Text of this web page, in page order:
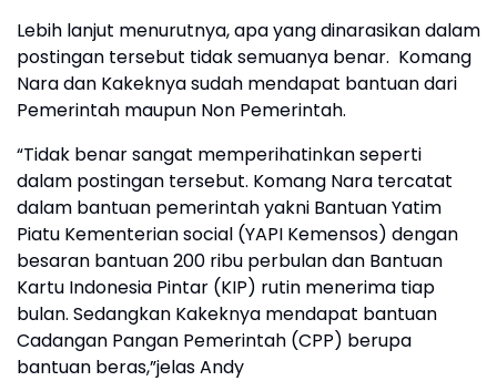
Lebih lanjut menurutnya, apa yang dinarasikan dalam
postingan tersebut tidak semuanya benar. Komang
Nara dan Kakeknya sudah mendapat bantuan dari
Pemerintah maupun Non Pemerintah.
“Tidak benar sangat memperihatinkan seperti
dalam postingan tersebut. Komang Nara tercatat
dalam bantuan pemerintah yakni Bantuan Yatim
Piatu Kementerian social (YAPI Kemensos) dengan
besaran bantuan 200 ribu perbulan dan Bantuan
Kartu Indonesia Pintar (KIP) rutin menerima tiap
bulan. Sedangkan Kakeknya mendapat bantuan
Cadangan Pangan Pemerintah (CPP) berupa
bantuan beras,”jelas Andy